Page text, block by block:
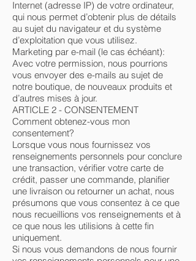
Internet (adresse IP) de votre ordinateur,
qui nous permet d’obtenir plus de détails
au sujet du navigateur et du système
d’exploitation que vous utilisez.
Marketing par e-mail (le cas échéant):
Avec votre permission, nous pourrions
vous envoyer des e-mails au sujet de
notre boutique, de nouveaux produits et
d’autres mises à jour.
ARTICLE 2 - CONSENTEMENT
Comment obtenez-vous mon
consentement?
Lorsque vous nous fournissez vos
renseignements personnels pour conclure
une transaction, vérifier votre carte de
crédit, passer une commande, planifier
une livraison ou retourner un achat, nous
présumons que vous consentez à ce que
nous recueillions vos renseignements et à
ce que nous les utilisions à cette fin
uniquement.
Si nous vous demandons de nous fournir